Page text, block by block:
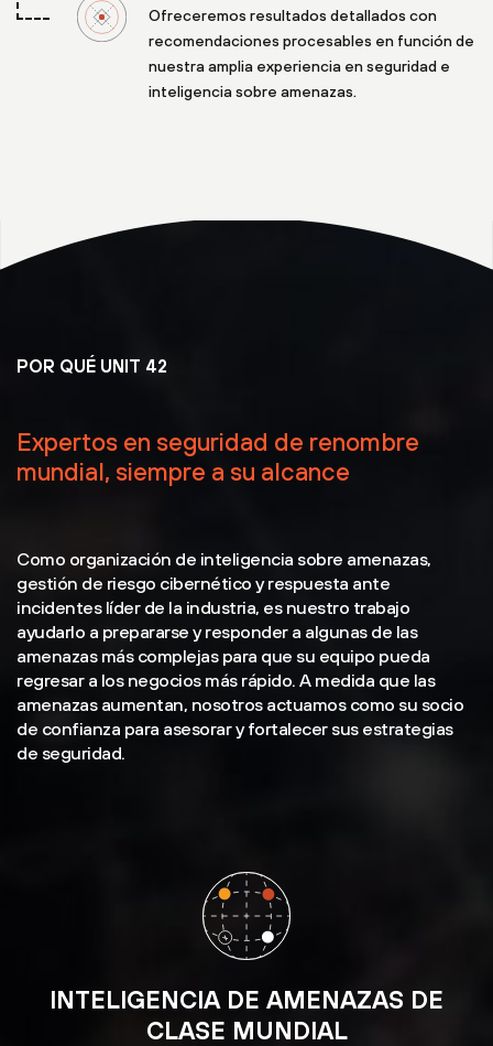
Ofreceremos resultados detallados con
recomendaciones procesables en función de
nuestra amplia experiencia en seguridad e
inteligencia sobre amenazas.
POR QUÉ UNIT 42
Expertos en seguridad de renombre
mundial, siempre a su alcance
Como organización de inteligencia sobre amenazas,
gestión de riesgo cibernético y respuesta ante
incidentes líder de la industria, es nuestro trabajo
ayudarlo a prepararse y responder a algunas de las
amenazas más complejas para que su equipo pueda
regresar a los negocios más rápido. A medida que las
amenazas aumentan, nosotros actuamos como su socio
de confianza para asesorar y fortalecer sus estrategias
de seguridad.
INTELIGENCIA DE AMENAZAS DE
CLASE MUNDIAL